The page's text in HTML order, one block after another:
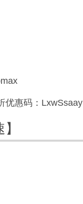
优惠码：LxwSsaay